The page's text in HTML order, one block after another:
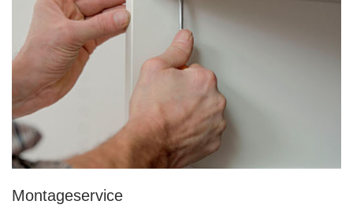
Montageservice